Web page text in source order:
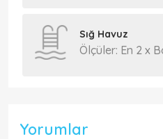
Sığ Havuz
Ölçüler: En 2 x
Yorumlar